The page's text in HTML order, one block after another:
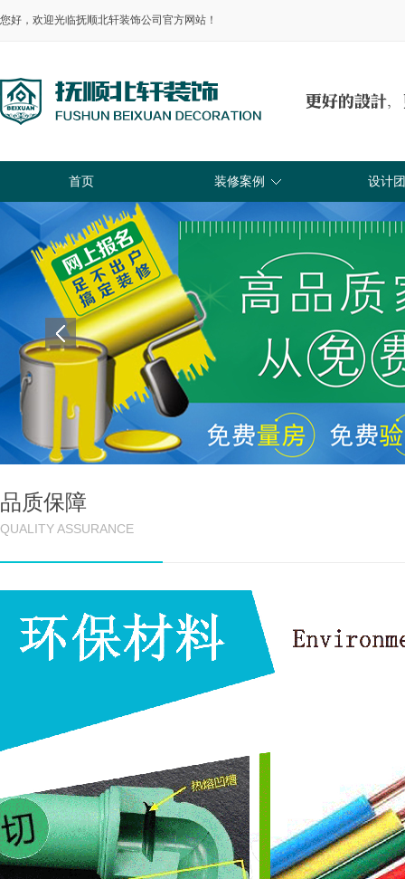
您好，欢迎光临抚顺北轩装饰公司官方网站！
首页 装修案例 设计
品质保障
QUALITY ASSURANCE